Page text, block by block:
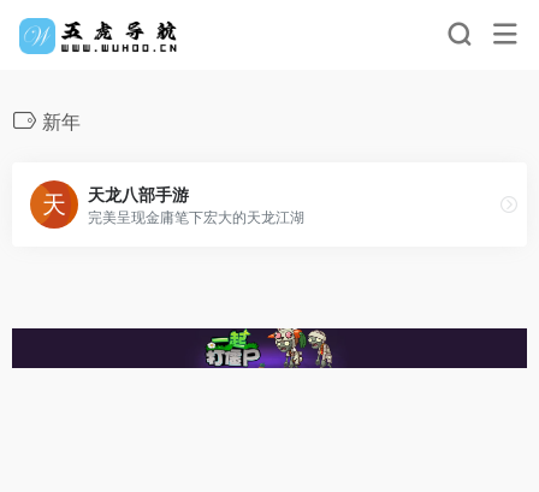
新年
天龙八部手游
完美呈现金庸笔下宏大的天龙江湖